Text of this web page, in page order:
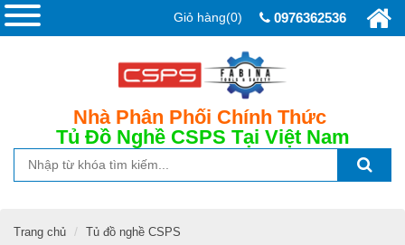
0976362536
Nhà Phân Phối Chính Thức
Tủ Đồ Nghề CSPS Tại Việt Nam
Giỏ hàng(0)
Trang chủ Tủ đồ nghề CSPS